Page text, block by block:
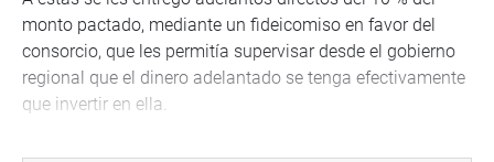
monto pactado, mediante un fideicomiso en favor del
consorcio, que les permitía supervisar desde el gobierno
regional que el dinero adelantado se tenga efectivamente
que invertir en ella.